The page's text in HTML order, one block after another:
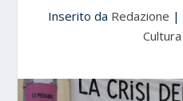
Inserito da Redazione |
Cultura